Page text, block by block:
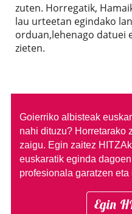
zuten. Horregatik,
lau urteetan egindako
orduan,lehenago datuei
zieten.
Goierriko albisteak
nahi dituzu? Horretarako
zaigu. Egin zaitez
euskaratik eginda
profesionala garatzen
Egin